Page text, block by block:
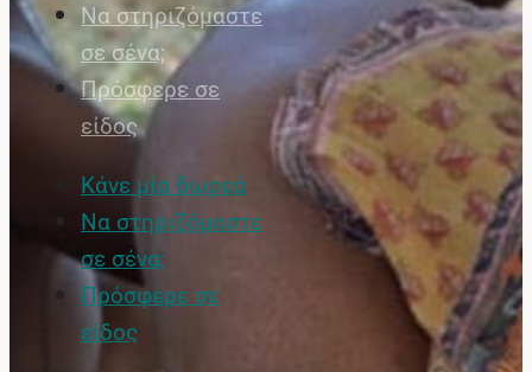
Να στηριζόμαστε
σε σένα;
Πρόσφερε σε
είδος
Κάνε μία δωρεά
Να στηριζόμαστε
σε σένα;
Πρόσφερε σε
είδος